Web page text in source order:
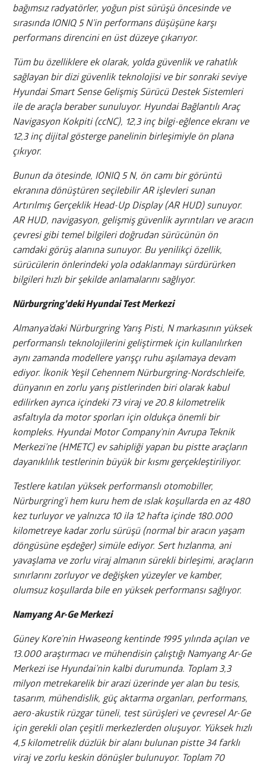
bağımsız radyatörler, yoğun pist sürüşü öncesinde ve
sırasında IONIQ 5 N’in performans düşüşüne karşı
performans direncini en üst düzeye çıkarıyor.
Tüm bu özelliklere ek olarak, yolda güvenlik ve rahatlık
sağlayan bir dizi güvenlik teknolojisi ve bir sonraki seviye
Hyundai Smart Sense Gelişmiş Sürücü Destek Sistemleri
ile de araçla beraber sunuluyor. Hyundai Bağlantılı Araç
Navigasyon Kokpiti (ccNC), 12,3 inç bilgi-eğlence ekranı ve
12,3 inç dijital gösterge panelinin birleşimiyle ön plana
çıkıyor.
Bunun da ötesinde, IONIQ 5 N, ön camı bir görüntü
ekranına dönüştüren seçilebilir AR işlevleri sunan
Artırılmış Gerçeklik Head-Up Display (AR HUD) sunuyor.
AR HUD, navigasyon, gelişmiş güvenlik ayrıntıları ve aracın
çevresi gibi temel bilgileri doğrudan sürücünün ön
camdaki görüş alanına sunuyor. Bu yenilikçi özellik,
sürücülerin önlerindeki yola odaklanmayı sürdürürken
bilgileri hızlı bir şekilde anlamalarını sağlıyor.
Nürburgring’deki Hyundai Test Merkezi
Almanya’daki Nürburgring Yarış Pisti, N markasının yüksek
performanslı teknolojilerini geliştirmek için kullanılırken
aynı zamanda modellere yarışçı ruhu aşılamaya devam
ediyor. İkonik Yeşil Cehennem Nürburgring-Nordschleife,
dünyanın en zorlu yarış pistlerinden biri olarak kabul
edilirken ayrıca içindeki 73 viraj ve 20.8 kilometrelik
asfaltıyla da motor sporları için oldukça önemli bir
kompleks. Hyundai Motor Company’nin Avrupa Teknik
Merkezi’ne (HMETC) ev sahipliği yapan bu pistte araçların
dayanıklılık testlerinin büyük bir kısmı gerçekleştiriliyor.
Testlere katılan yüksek performanslı otomobiller,
Nürburgring’i hem kuru hem de ıslak koşullarda en az 480
kez turluyor ve yalnızca 10 ila 12 hafta içinde 180.000
kilometreye kadar zorlu sürüşü (normal bir aracın yaşam
döngüsüne eşdeğer) simüle ediyor. Sert hızlanma, ani
yavaşlama ve zorlu viraj almanın sürekli birleşimi, araçların
sınırlarını zorluyor ve değişken yüzeyler ve kamber,
olumsuz koşullarda bile en yüksek performansı sağlıyor.
Namyang Ar-Ge Merkezi
Güney Kore’nin Hwaseong kentinde 1995 yılında açılan ve
13.000 araştırmacı ve mühendisin çalıştığı Namyang Ar-Ge
Merkezi ise Hyundai’nin kalbi durumunda. Toplam 3,3
milyon metrekarelik bir arazi üzerinde yer alan bu tesis,
tasarım, mühendislik, güç aktarma organları, performans,
aero-akustik rüzgar tüneli, test sürüşleri ve çevresel Ar-Ge
için gerekli olan çeşitli merkezlerden oluşuyor. Yüksek hızlı
4,5 kilometrelik düzlük bir alanı bulunan pistte 34 farklı
viraj ve zorlu keskin dönüşler bulunuyor. Toplam 70